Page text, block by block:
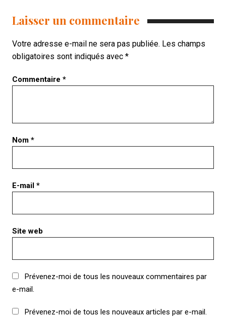
Laisser un commentaire
Votre adresse e-mail ne sera pas publiée. Les champs
obligatoires sont indiqués avec *
Commentaire *
Nom *
E-mail *
Site web
Prévenez-moi de tous les nouveaux commentaires par
e-mail.
Prévenez-moi de tous les nouveaux articles par e-mail.